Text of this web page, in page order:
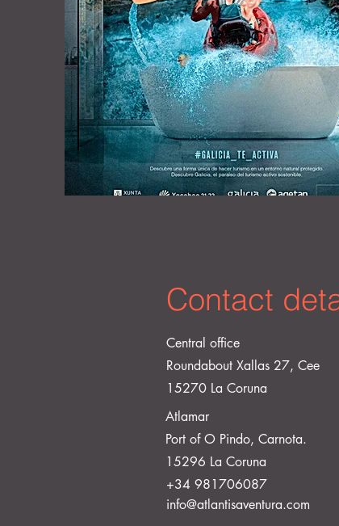
Contact
Central office
Roundabout Xallas 27, Cee
15270 La Coruna
Atlamar
Port of O Pindo, Carnota.
15296 La Coruna
+34 981706087
info@atlantisaventura.com